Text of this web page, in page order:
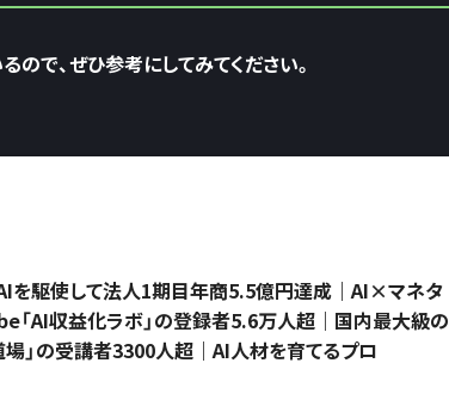
で、ぜひ参考にしてみてください。
を駆使して法人1期目年商5.5億円達成｜AI×マネタ
「AI収益化ラボ」の登録者5.6万人超｜国内最大級の
」の受講者3300人超｜AI人材を育てるプロ